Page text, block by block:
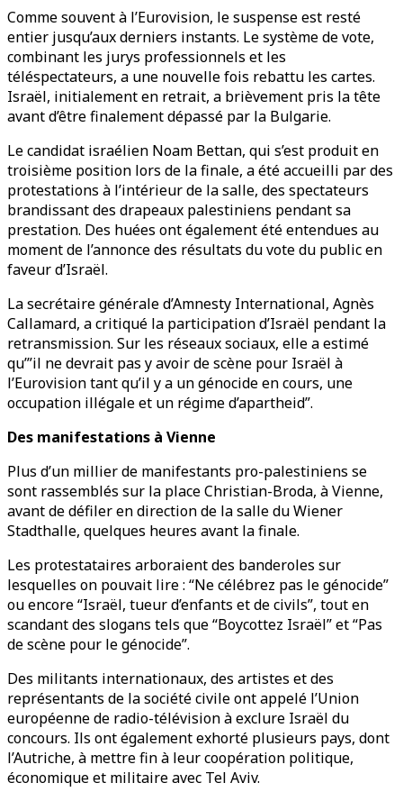
Comme souvent à l’Eurovision, le suspense est resté
entier jusqu’aux derniers instants. Le système de vote,
combinant les jurys professionnels et les
téléspectateurs, a une nouvelle fois rebattu les cartes.
Israël, initialement en retrait, a brièvement pris la tête
avant d’être finalement dépassé par la Bulgarie.
Le candidat israélien Noam Bettan, qui s’est produit en
troisième position lors de la finale, a été accueilli par des
protestations à l’intérieur de la salle, des spectateurs
brandissant des drapeaux palestiniens pendant sa
prestation. Des huées ont également été entendues au
moment de l’annonce des résultats du vote du public en
faveur d’Israël.
La secrétaire générale d’Amnesty International, Agnès
Callamard, a critiqué la participation d’Israël pendant la
retransmission. Sur les réseaux sociaux, elle a estimé
qu’”il ne devrait pas y avoir de scène pour Israël à
l’Eurovision tant qu’il y a un génocide en cours, une
occupation illégale et un régime d’apartheid”.
Des manifestations à Vienne
Plus d’un millier de manifestants pro-palestiniens se
sont rassemblés sur la place Christian-Broda, à Vienne,
avant de défiler en direction de la salle du Wiener
Stadthalle, quelques heures avant la finale.
Les protestataires arboraient des banderoles sur
lesquelles on pouvait lire : “Ne célébrez pas le génocide”
ou encore “Israël, tueur d’enfants et de civils”, tout en
scandant des slogans tels que “Boycottez Israël” et “Pas
de scène pour le génocide”.
Des militants internationaux, des artistes et des
représentants de la société civile ont appelé l’Union
européenne de radio-télévision à exclure Israël du
concours. Ils ont également exhorté plusieurs pays, dont
l’Autriche, à mettre fin à leur coopération politique,
économique et militaire avec Tel Aviv.